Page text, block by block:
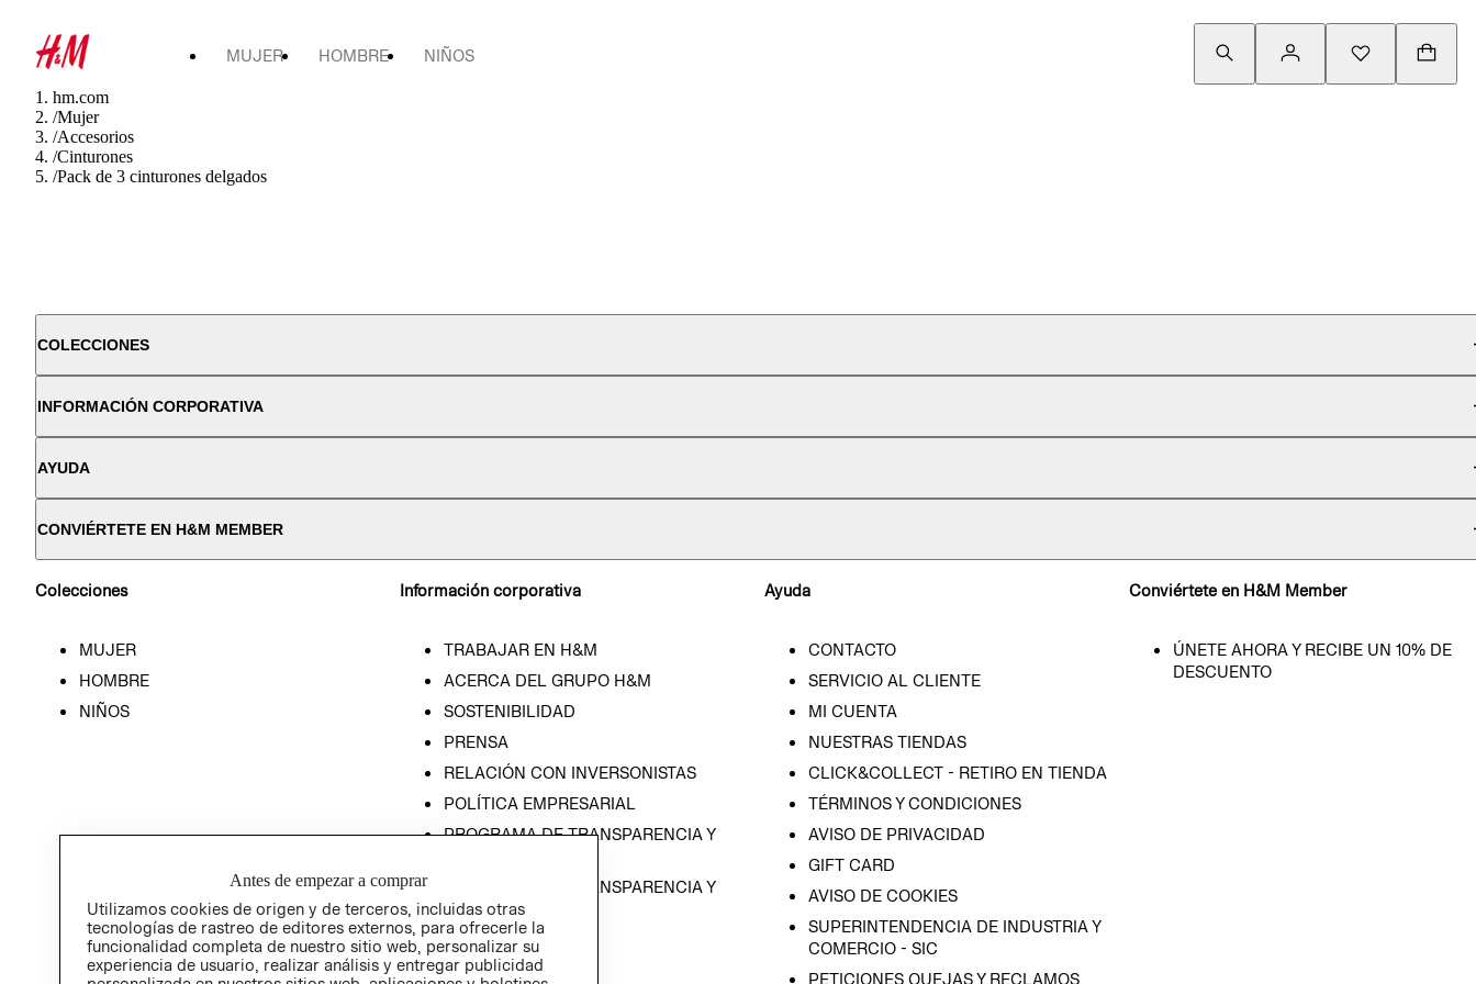
MUJER HOMBRE NIÑOS
hm.com
/Mujer
/Accesorios
/Cinturones
/Pack de 3 cinturones delgados
COLECCIONES
INFORMACIÓN CORPORATIVA
AYUDA
CONVIÉRTETE EN H&M MEMBER
Colecciones
MUJER
HOMBRE
NIÑOS
Información corporativa
TRABAJAR EN H&M
ACERCA DEL GRUPO H&M
SOSTENIBILIDAD
PRENSA
RELACIÓN CON INVERSONISTAS
POLÍTICA EMPRESARIAL
PROGRAMA DE TRANSPARENCIA Y
PROGRAMA DE TRANSPARENCIA Y
ÉTICA (INGLÉS)
Ayuda
CONTACTO
SERVICIO AL CLIENTE
MI CUENTA
NUESTRAS TIENDAS
CLICK&COLLECT - RETIRO EN TIENDA
TÉRMINOS Y CONDICIONES
AVISO DE PRIVACIDAD
GIFT CARD
AVISO DE COOKIES
SUPERINTENDENCIA DE INDUSTRIA Y
COMERCIO - SIC
PETICIONES QUEJAS Y RECLAMOS
Conviértete en H&M Member
ÚNETE AHORA Y RECIBE UN 10% DE
DESCUENTO
Antes de empezar a comprar
Utilizamos cookies de origen y de terceros, incluidas otras
tecnologías de rastreo de editores externos, para ofrecerle la
funcionalidad completa de nuestro sitio web, personalizar su
experiencia de usuario, realizar análisis y entregar publicidad